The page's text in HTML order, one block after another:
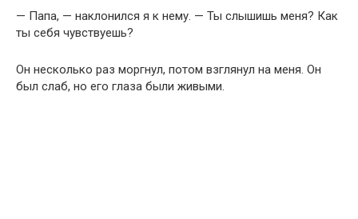
— Папа, — наклонился я к нему. — Ты слышишь меня? Как
ты себя чувствуешь?
Он несколько раз моргнул, потом взглянул на меня. Он
был слаб, но его глаза были живыми.